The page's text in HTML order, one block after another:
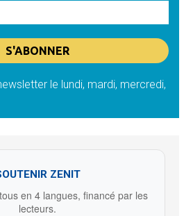
le lundi, mardi, mercredi,
ZENIT
en 4 langues, financé par les
lecteurs.